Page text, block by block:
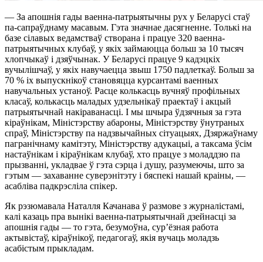
— За апошнія гады ваенна-патрыятычны рух у Беларусі стаў
па-сапраўднаму масавым. Гэта значнае дасягненне. Толькі на
базе сілавых ведамстваў створана і працуе 320 ваенна-
патрыятычных клубаў, у якіх займаюцца больш за 10 тысяч
хлопчыкаў і дзяўчынак. У Беларусі працуе 9 кадэцкіх
вучылішчаў, у якіх навучаецца звыш 1750 падлеткаў. Больш за
70 % іх выпускнікоў становяцца курсантамі ваенных
навучальных устаноў. Расце колькасць вучняў профільных
класаў, колькасць маладых удзельнікаў праектаў і акцый
патрыятычнай накіраванасці. І мы шчыра ўдзячныя за гэта
кіраўнікам, Міністэрству абароны, Міністэрству ўнутраных
спраў, Міністэрству па надзвычайных сітуацыях, Дзяржаўнаму
пагранічнаму камітэту, Міністэрству адукацыі, а таксама ўсім
настаўнікам і кіраўнікам клубаў, хто працуе з моладдзю па
прызванні, укладвае ў гэта сэрца і душу, разумеючы, што за
гэтым — захаванне суверэнітэту і бяспекі нашай краіны, —
асабліва падкрэсліла спікер.
Як рэзюмавала Наталля Качанава ў размове з журналістамі,
калі казаць пра вынікі ваенна-патрыятычнай дзейнасці за
апошнія гады — то гэта, безумоўна, сур’ёзная работа
актывістаў, кіраўнікоў, педагогаў, якія вучаць моладзь
асабістым прыкладам.